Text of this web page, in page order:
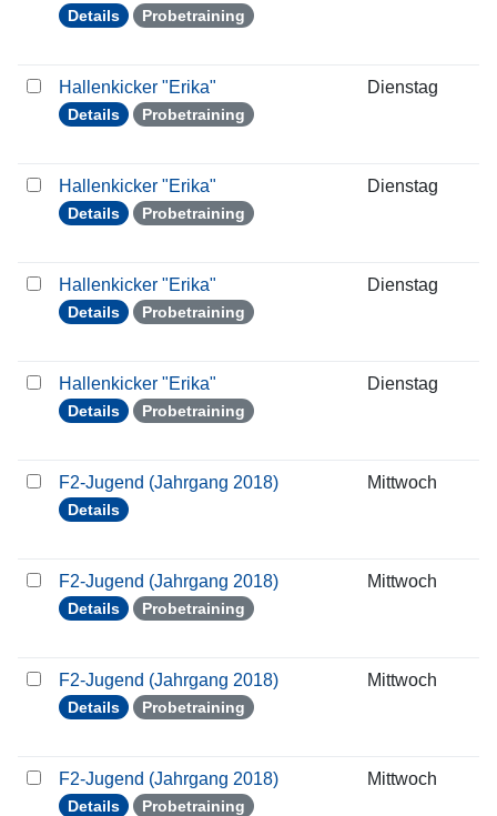
Details Probetraining
Hallenkicker "Erika"
Details Probetraining
Dienstag
Hallenkicker "Erika"
Details Probetraining
Dienstag
Hallenkicker "Erika"
Details Probetraining
Dienstag
Hallenkicker "Erika"
Details Probetraining
Dienstag
F2-Jugend (Jahrgang 2018)
Details
Mittwoch
F2-Jugend (Jahrgang 2018)
Details Probetraining
Mittwoch
F2-Jugend (Jahrgang 2018)
Details Probetraining
Mittwoch
F2-Jugend (Jahrgang 2018)
Details Probetraining
Mittwoch